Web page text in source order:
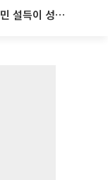
정부 공급카드 임박…서울시 협의·주민 설득이 성패 가른다 [부동산 해법 전쟁]